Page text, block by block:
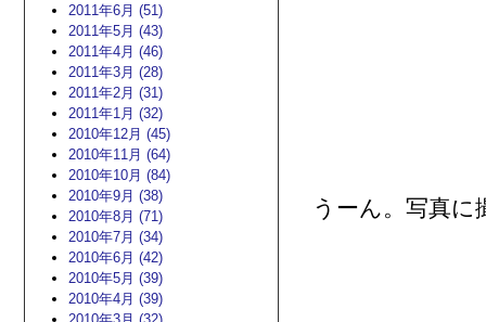
2011年6月 (51)
2011年5月 (43)
2011年4月 (46)
2011年3月 (28)
2011年2月 (31)
2011年1月 (32)
2010年12月 (45)
2010年11月 (64)
2010年10月 (84)
2010年9月 (38)
2010年8月 (71)
2010年7月 (34)
2010年6月 (42)
2010年5月 (39)
2010年4月 (39)
うーん。写真